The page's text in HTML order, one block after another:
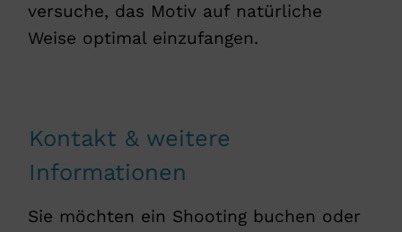
versuche, das Motiv auf natürliche
Weise optimal einzufangen.
Kontakt & weitere
Informationen
Sie möchten ein Shooting buchen oder